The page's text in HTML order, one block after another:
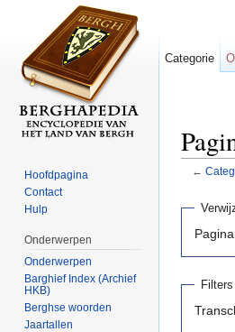
←
Filters
Categorie
Hoofdpagina
Contact
Hulp
Onderwerpen
Onderwerpen
Barghief Index (Archief
HKB)
Berghse woorden
Jaartallen